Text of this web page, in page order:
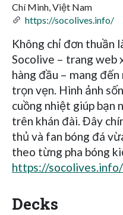
Chí Minh, Việt Nam
https://socolives.info/
Không chỉ đơn thuần
Socolive – trang web
hàng đầu – mang
trọn vẹn. Hình ảnh
cuồng nhiệt giúp bạn
trên khán đài. Đây
thủ và fan bóng đá
theo từng pha bóng
https://socolives.info/
Decks